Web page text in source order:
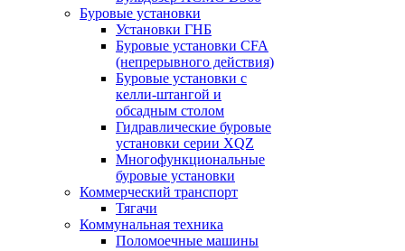
Буровые установки
Установки ГНБ
Буровые установки CFA
(непрерывного действия)
Буровые установки с
келли-штангой и
обсадным столом
Гидравлические буровые
установки серии XQZ
Многофункциональные
буровые установки
Коммерческий транспорт
Тягачи
Коммунальная техника
Поломоечные машины